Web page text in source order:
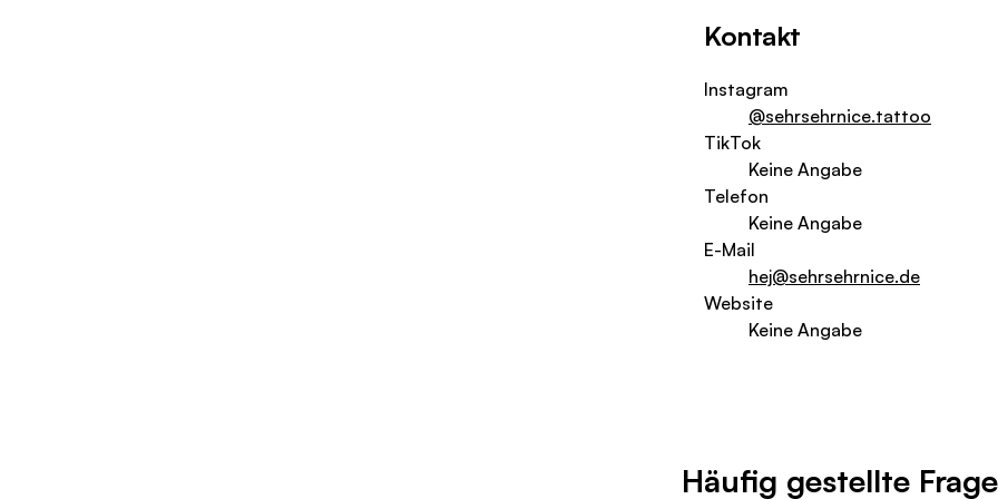
Kontakt
Instagram
@sehrsehrnice.tattoo
TikTok
Keine Angabe
Telefon
Keine Angabe
E-Mail
hej@sehrsehrnice.de
Website
Keine Angabe
Häufig gestellte